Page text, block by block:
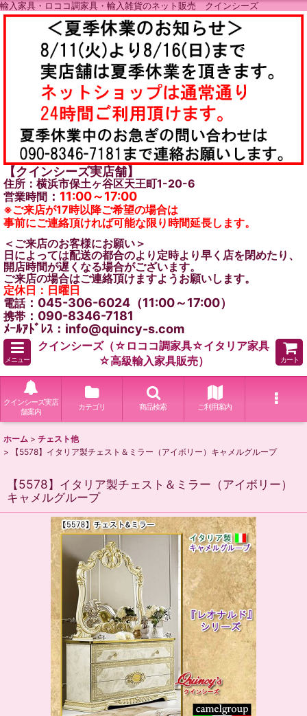
輸入家具・ロココ調家具・輸入雑貨のネット販売 クインシーズ
【クインシーズ実店舗】
住所：横浜市保土ヶ谷区天王町1-20-6
営業時間 ： 11:00～17:00
※ご来店が17時以降ご希望の場合は
事前にご連絡頂ければ可能な限り時間延長します。
＜ご来店のお客様にお願い＞
日によっては配送の都合のより定時より早く店を閉めたり、
開店時間が遅くなる場合がございます。
ご来店の場合はご連絡頂けますようお願いします。
定休日：日曜日
電話：045-306-6024（11:00～17:00）
携帯 ：090-8346-7181
ﾒｰﾙｱﾄﾞﾚｽ：info@quincy-s.com
メニュー
クインシーズ（☆ロココ調家具☆イタリア家具
☆高級輸入家具販売）
カート
クインシーズ実店
舗案内
カテゴリ 商品検索 ご利用案内
ホーム > チェスト他
>
【5578】イタリア製チェスト＆ミラー（アイボリー）キャメルグループ
【5578】イタリア製チェスト＆ミラー（アイボリー）
キャメルグループ